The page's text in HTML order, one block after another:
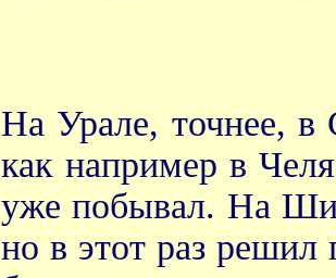
На Урале, точнее, в
как например в
уже побывал. На
но в этот раз решил